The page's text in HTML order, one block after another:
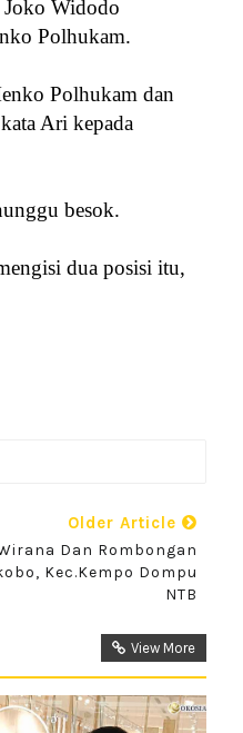
Joko Widodo
Polhukam.
Polhukam dan
Ari kepada
besok.
dua posisi itu,
Older Article
Dan Rombongan
Kec.Kempo Dompu
NTB
View More